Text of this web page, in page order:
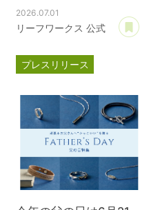
あとで読む
2026.07.01
リーフワークス 公式
プレスリリース